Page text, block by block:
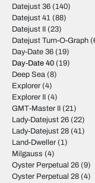
Datejust 36 (140)
Datejust 41 (88)
Datejust II (23)
Datejust Turn-O-Graph
Day-Date 36 (19)
Day-Date 40 (19)
Deep Sea (8)
Explorer (4)
Explorer II (4)
GMT-Master II (21)
Lady-Datejust 26 (22)
Lady-Datejust 28 (41)
Land-Dweller (1)
Milgauss (4)
Oyster Perpetual 26 (9)
Oyster Perpetual 28 (4)